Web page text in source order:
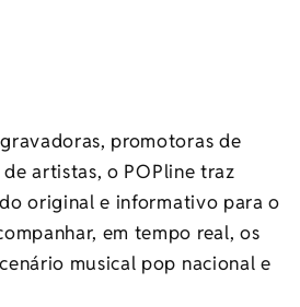
promotoras de
artistas, o POPline traz
original e informativo para o
em tempo real, os
musical pop nacional e